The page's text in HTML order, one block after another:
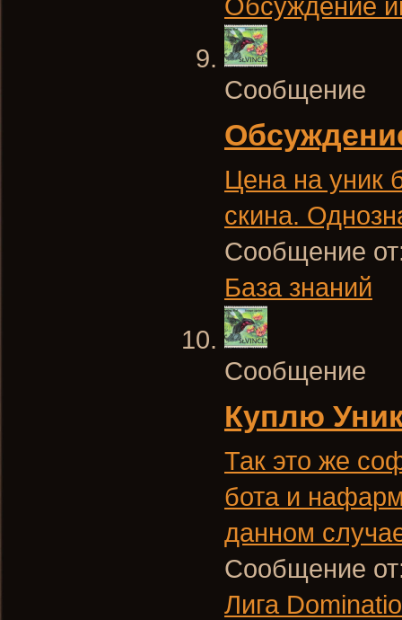
Сообщение
Цена на уник
скина.
Сообщение
База знаний
Сообщение
Куплю
Так это же
бота и
данном
Сообщение
Лига